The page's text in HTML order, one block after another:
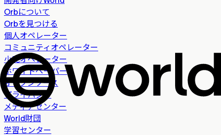
Orbについて
Orbを見つける
個人オペレーター
コミュニティオペレーター
小売オペレーター
ホワイトペーパー
オープンソース
プライバシー
メディアセンター
World財団
学習センター